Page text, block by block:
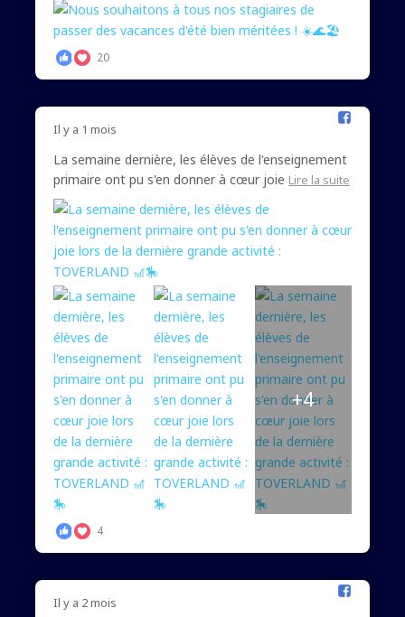
20
Il y a 1 mois
La semaine dernière, les élèves de l'enseignement
primaire ont pu s'en donner à cœur joie Lire la suite
+4
4
Il y a 2 mois